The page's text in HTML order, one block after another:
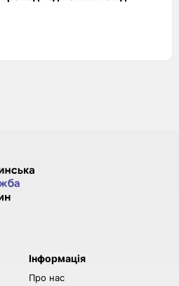
Інформація
Про нас